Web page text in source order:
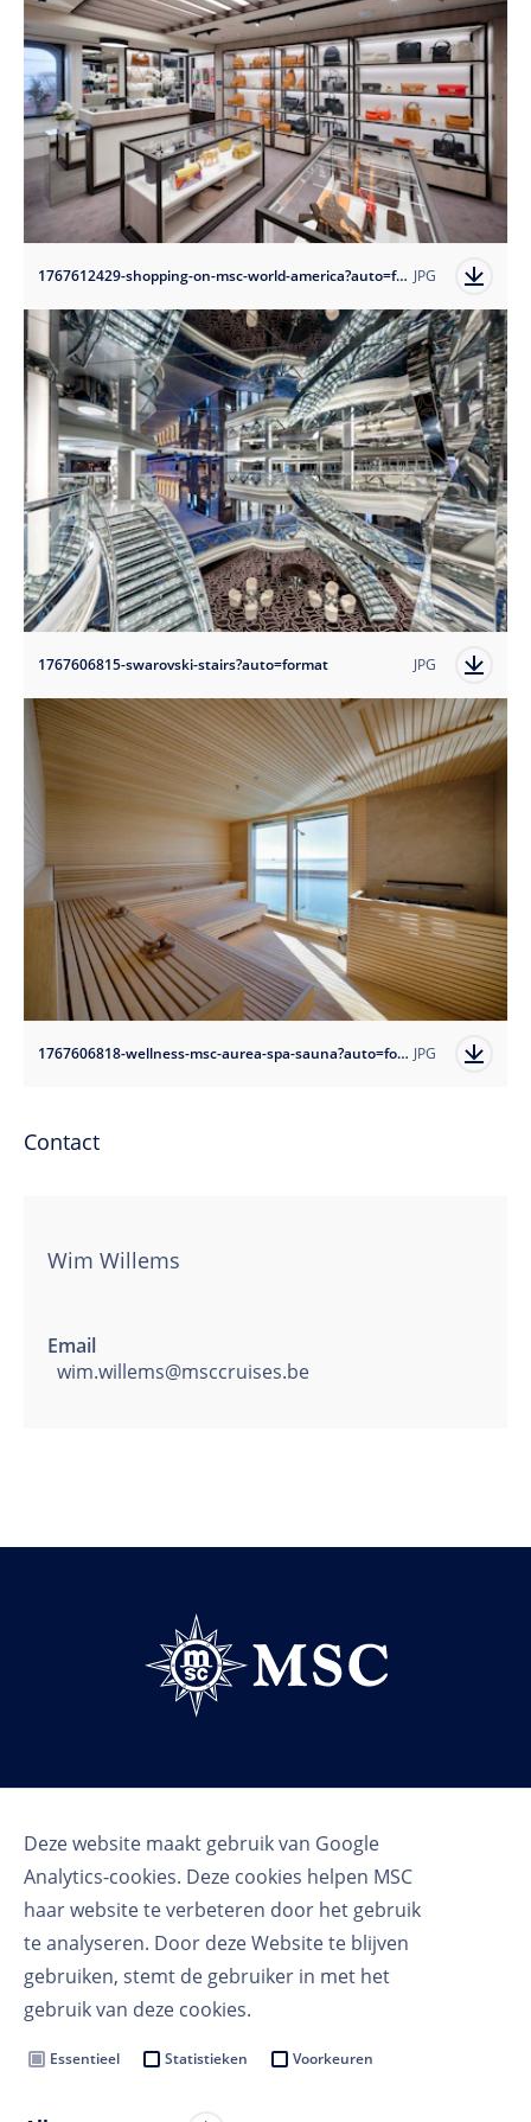
Deze website maakt gebruik van Google
Analytics-cookies. Deze cookies helpen MSC
haar website te verbeteren door het gebruik
te analyseren. Door deze Website te blijven
gebruiken, stemt de gebruiker in met het
gebruik van deze cookies.
Essentieel Statistieken Voorkeuren
1767612429-shopping-on-msc-world-america?auto=format JPG
1767606815-swarovski-stairs?auto=format JPG
1767606818-wellness-msc-aurea-spa-sauna?auto=format JPG
Contact
Wim Willems
Email
wim.willems@msccruises.be
Privacy voorwaarden